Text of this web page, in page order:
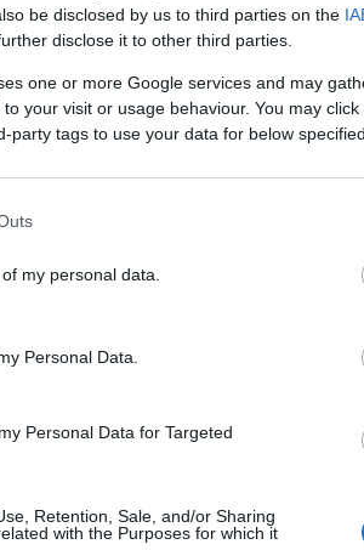
be disclosed by us to third parties on the
disclose it to other third parties.
one or more Google services and may
your visit or usage behaviour. You may
party tags to use your data for below
my personal data.
Personal Data.
Personal Data for Targeted
Retention, Sale, and/or Sharing
with the Purposes for which it
választanám:
Aquopolis Costa Daurada
2026
2026
2025
2025